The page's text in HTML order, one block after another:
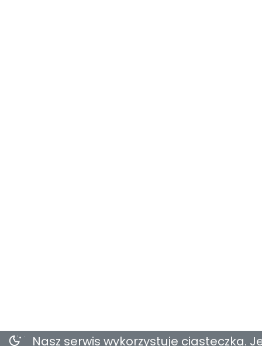
Nasz serwis wykorzystuje ciasteczka.